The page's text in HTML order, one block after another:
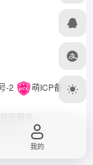
-2
萌ICP备
管服务
我的